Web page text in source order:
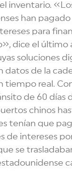
inventario.
han
para
dice el último
soluciones
datos de la
tiempo real.
de 60 días
chinos
tenían que
de intereses
se